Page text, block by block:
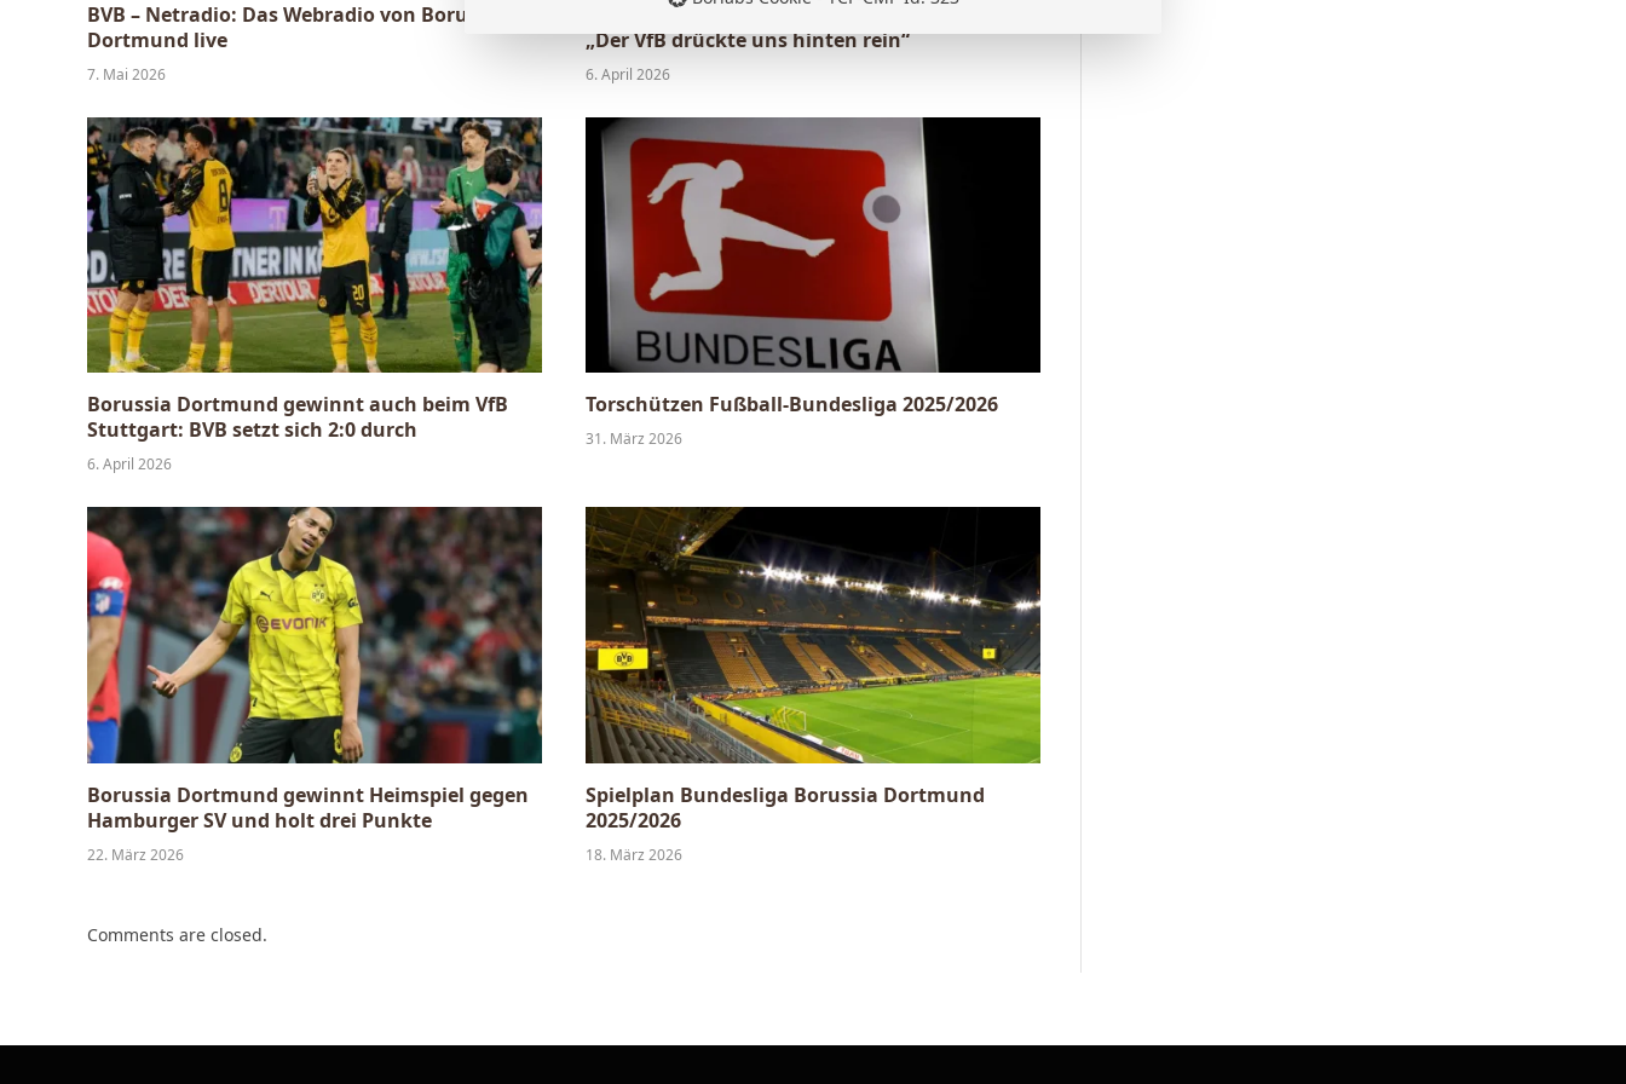
BVB – Netradio: Das Webradio von Borussia
Dortmund live
7. Mai 2026
Nico Schlotterbeck nach dem Sieg in Stuttgart:
„Der VfB drückte uns hinten rein“
6. April 2026
Borussia Dortmund gewinnt auch beim VfB
Stuttgart: BVB setzt sich 2:0 durch
6. April 2026
Torschützen Fußball-Bundesliga 2025/2026
31. März 2026
Borussia Dortmund gewinnt Heimspiel gegen
Hamburger SV und holt drei Punkte
22. März 2026
Spielplan Bundesliga Borussia Dortmund
2025/2026
18. März 2026
Comments are closed.